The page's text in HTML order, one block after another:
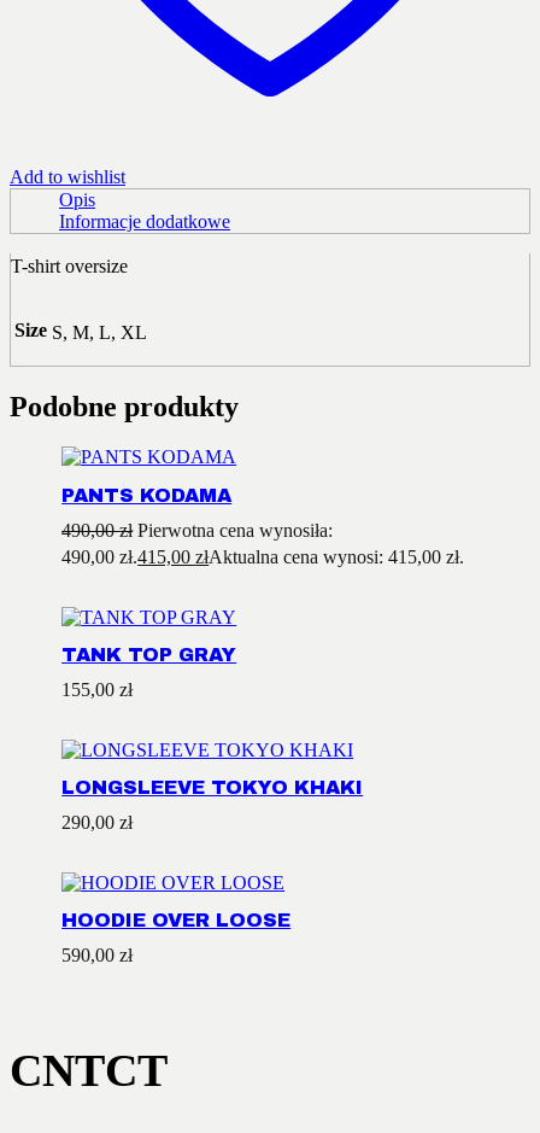
Add to wishlist
Opis
Informacje dodatkowe
T-shirt oversize
Size S, M, L, XL
Podobne produkty
PANTS KODAMA
490,00zł Pierwotna cena wynosiła:
490,00 zł.415,00złAktualna cena wynosi: 415,00 zł.
TANK TOP GRAY
155,00zł
LONGSLEEVE TOKYO KHAKI
290,00zł
HOODIE OVER LOOSE
590,00zł
CNTCT